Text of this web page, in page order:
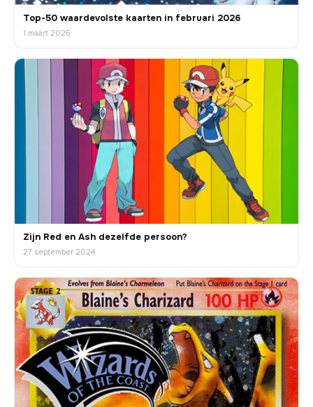
Top-50 waardevolste kaarten in februari 2026
1 maart 2026
Zijn Red en Ash dezelfde persoon?
27 september 2024